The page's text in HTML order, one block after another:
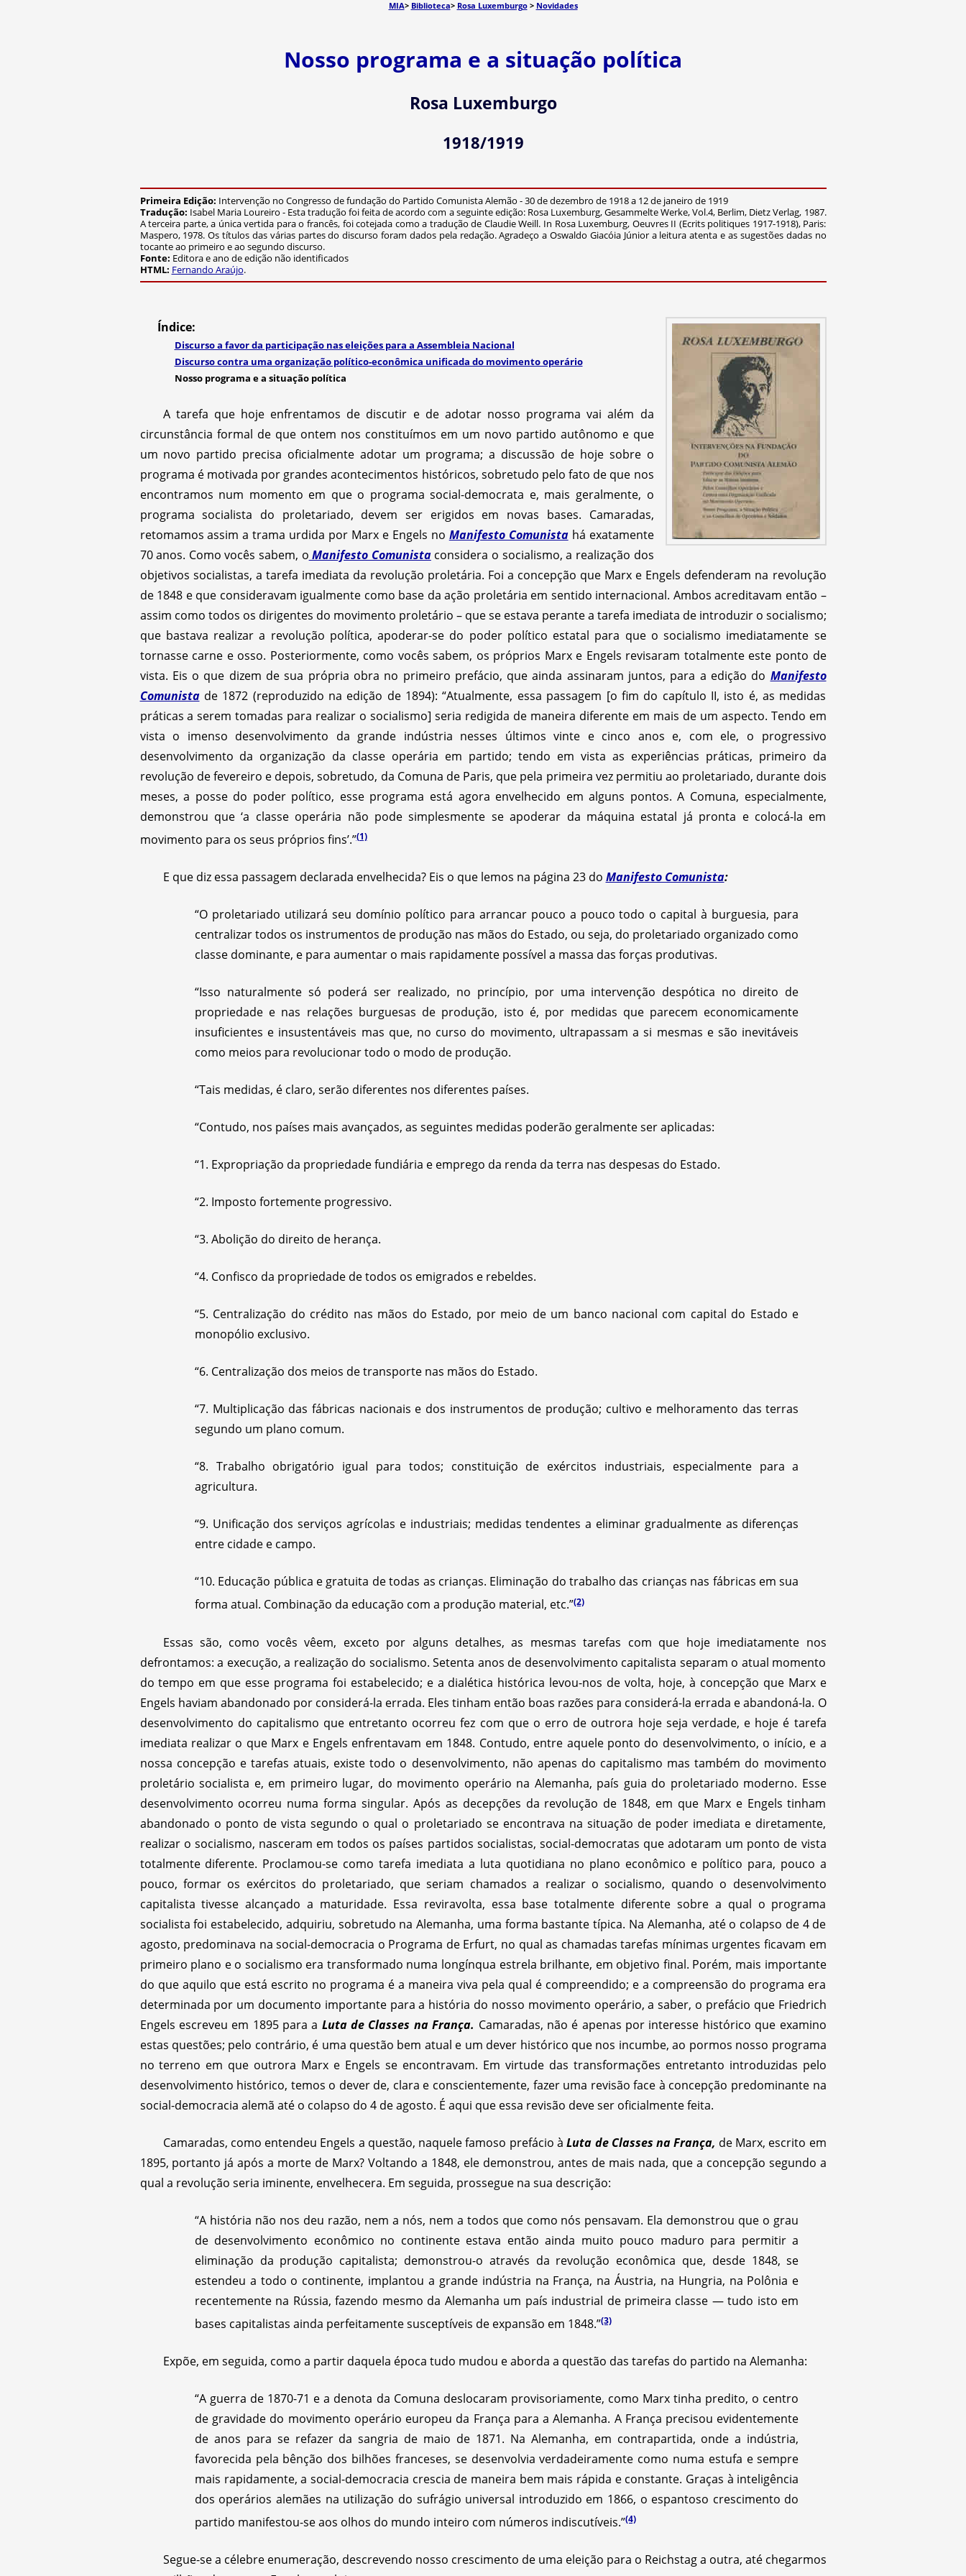
MIA> Biblioteca> Rosa Luxemburgo> Novidades
Nosso programa e a situação política
Rosa Luxemburgo
1918/1919
Primeira Edição: Intervenção no Congresso de fundação do Partido Comunista Alemão - 30 de dezembro de 1918 a 12 de janeiro de 1919
Tradução: Isabel Maria Loureiro - Esta tradução foi feita de acordo com a seguinte edição: Rosa Luxemburg, Gesammelte Werke, Vol.4, Berlim, Dietz Verlag, 1987.
A terceira parte, a única vertida para o francês, foi cotejada como a tradução de Claudie Weill. In Rosa Luxemburg, Oeuvres II (Ecrits politiques 1917-1918), Paris:
Maspero, 1978. Os títulos das várias partes do discurso foram dados pela redação. Agradeço a Oswaldo Giacóia Júnior a leitura atenta e as sugestões dadas no
tocante ao primeiro e ao segundo discurso.
Fonte: Editora e ano de edição não identificados
HTML: Fernando Araújo.
Índice:
Discurso a favor da participação nas eleições para a Assembleia Nacional
Discurso contra uma organização político-econômica unificada do movimento operário
Nosso programa e a situação política
A tarefa que hoje enfrentamos de discutir e de adotar nosso programa vai além da
circunstância formal de que ontem nos constituímos em um novo partido autônomo e que
um novo partido precisa oficialmente adotar um programa; a discussão de hoje sobre o
programa é motivada por grandes acontecimentos históricos, sobretudo pelo fato de que nos
encontramos num momento em que o programa social-democrata e, mais geralmente, o
programa socialista do proletariado, devem ser erigidos em novas bases. Camaradas,
retomamos assim a trama urdida por Marx e Engels no Manifesto Comunistahá exatamente
70 anos. Como vocês sabem, o Manifesto Comunista considera o socialismo, a realização dos
objetivos socialistas, a tarefa imediata da revolução proletária. Foi a concepção que Marx e Engels defenderam na revolução
de 1848 e que consideravam igualmente como base da ação proletária em sentido internacional. Ambos acreditavam então –
assim como todos os dirigentes do movimento proletário – que se estava perante a tarefa imediata de introduzir o socialismo;
que bastava realizar a revolução política, apoderar-se do poder político estatal para que o socialismo imediatamente se
tornasse carne e osso. Posteriormente, como vocês sabem, os próprios Marx e Engels revisaram totalmente este ponto de
vista. Eis o que dizem de sua própria obra no primeiro prefácio, que ainda assinaram juntos, para a edição do Manifesto
Comunistade 1872 (reproduzido na edição de 1894): “Atualmente, essa passagem [o fim do capítulo II, isto é, as medidas
práticas a serem tomadas para realizar o socialismo] seria redigida de maneira diferente em mais de um aspecto. Tendo em
vista o imenso desenvolvimento da grande indústria nesses últimos vinte e cinco anos e, com ele, o progressivo
desenvolvimento da organização da classe operária em partido; tendo em vista as experiências práticas, primeiro da
revolução de fevereiro e depois, sobretudo, da Comuna de Paris, que pela primeira vez permitiu ao proletariado, durante dois
meses, a posse do poder político, esse programa está agora envelhecido em alguns pontos. A Comuna, especialmente,
demonstrou que ‘a classe operária não pode simplesmente se apoderar da máquina estatal já pronta e colocá-la em
movimento para os seus próprios fins’.”(1)
E que diz essa passagem declarada envelhecida? Eis o que lemos na página 23 do Manifesto Comunista:
“O proletariado utilizará seu domínio político para arrancar pouco a pouco todo o capital à burguesia, para
centralizar todos os instrumentos de produção nas mãos do Estado, ou seja, do proletariado organizado como
classe dominante, e para aumentar o mais rapidamente possível a massa das forças produtivas.
“Isso naturalmente só poderá ser realizado, no princípio, por uma intervenção despótica no direito de
propriedade e nas relações burguesas de produção, isto é, por medidas que parecem economicamente
insuficientes e insustentáveis mas que, no curso do movimento, ultrapassam a si mesmas e são inevitáveis
como meios para revolucionar todo o modo de produção.
“Tais medidas, é claro, serão diferentes nos diferentes países.
“Contudo, nos países mais avançados, as seguintes medidas poderão geralmente ser aplicadas:
“1. Expropriação da propriedade fundiária e emprego da renda da terra nas despesas do Estado.
“2. Imposto fortemente progressivo.
“3. Abolição do direito de herança.
“4. Confisco da propriedade de todos os emigrados e rebeldes.
“5. Centralização do crédito nas mãos do Estado, por meio de um banco nacional com capital do Estado e
monopólio exclusivo.
“6. Centralização dos meios de transporte nas mãos do Estado.
“7. Multiplicação das fábricas nacionais e dos instrumentos de produção; cultivo e melhoramento das terras
segundo um plano comum.
“8. Trabalho obrigatório igual para todos; constituição de exércitos industriais, especialmente para a
agricultura.
“9. Unificação dos serviços agrícolas e industriais; medidas tendentes a eliminar gradualmente as diferenças
entre cidade e campo.
“10. Educação pública e gratuita de todas as crianças. Eliminação do trabalho das crianças nas fábricas em sua
forma atual. Combinação da educação com a produção material, etc.”(2)
Essas são, como vocês vêem, exceto por alguns detalhes, as mesmas tarefas com que hoje imediatamente nos
defrontamos: a execução, a realização do socialismo. Setenta anos de desenvolvimento capitalista separam o atual momento
do tempo em que esse programa foi estabelecido; e a dialética histórica levou-nos de volta, hoje, à concepção que Marx e
Engels haviam abandonado por considerá-la errada. Eles tinham então boas razões para considerá-la errada e abandoná-la. O
desenvolvimento do capitalismo que entretanto ocorreu fez com que o erro de outrora hoje seja verdade, e hoje é tarefa
imediata realizar o que Marx e Engels enfrentavam em 1848. Contudo, entre aquele ponto do desenvolvimento, o início, e a
nossa concepção e tarefas atuais, existe todo o desenvolvimento, não apenas do capitalismo mas também do movimento
proletário socialista e, em primeiro lugar, do movimento operário na Alemanha, país guia do proletariado moderno. Esse
desenvolvimento ocorreu numa forma singular. Após as decepções da revolução de 1848, em que Marx e Engels tinham
abandonado o ponto de vista segundo o qual o proletariado se encontrava na situação de poder imediata e diretamente,
realizar o socialismo, nasceram em todos os países partidos socialistas, social-democratas que adotaram um ponto de vista
totalmente diferente. Proclamou-se como tarefa imediata a luta quotidiana no plano econômico e político para, pouco a
pouco, formar os exércitos do proletariado, que seriam chamados a realizar o socialismo, quando o desenvolvimento
capitalista tivesse alcançado a maturidade. Essa reviravolta, essa base totalmente diferente sobre a qual o programa
socialista foi estabelecido, adquiriu, sobretudo na Alemanha, uma forma bastante típica. Na Alemanha, até o colapso de 4 de
agosto, predominava na social-democracia o Programa de Erfurt, no qual as chamadas tarefas mínimas urgentes ficavam em
primeiro plano e o socialismo era transformado numa longínqua estrela brilhante, em objetivo final. Porém, mais importante
do que aquilo que está escrito no programa é a maneira viva pela qual é compreendido; e a compreensão do programa era
determinada por um documento importante para a história do nosso movimento operário, a saber, o prefácio que Friedrich
Engels escreveu em 1895 para a Luta de Classes na França. Camaradas, não é apenas por interesse histórico que examino
estas questões; pelo contrário, é uma questão bem atual e um dever histórico que nos incumbe, ao pormos nosso programa
no terreno em que outrora Marx e Engels se encontravam. Em virtude das transformações entretanto introduzidas pelo
desenvolvimento histórico, temos o dever de, clara e conscientemente, fazer uma revisão face à concepção predominante na
social-democracia alemã até o colapso do 4 de agosto. É aqui que essa revisão deve ser oficialmente feita.
Camaradas, como entendeu Engels a questão, naquele famoso prefácio àLuta de Classes na França, de Marx, escrito em
1895, portanto já após a morte de Marx? Voltando a 1848, ele demonstrou, antes de mais nada, que a concepção segundo a
qual a revolução seria iminente, envelhecera. Em seguida, prossegue na sua descrição:
“A história não nos deu razão, nem a nós, nem a todos que como nós pensavam. Ela demonstrou que o grau
de desenvolvimento econômico no continente estava então ainda muito pouco maduro para permitir a
eliminação da produção capitalista; demonstrou-o através da revolução econômica que, desde 1848, se
estendeu a todo o continente, implantou a grande indústria na França, na Áustria, na Hungria, na Polônia e
recentemente na Rússia, fazendo mesmo da Alemanha um país industrial de primeira classe — tudo isto em
bases capitalistas ainda perfeitamente susceptíveis de expansão em 1848.”(3)
Expõe, em seguida, como a partir daquela época tudo mudou e aborda a questão das tarefas do partido na Alemanha:
“A guerra de 1870-71 e a denota da Comuna deslocaram provisoriamente, como Marx tinha predito, o centro
de gravidade do movimento operário europeu da França para a Alemanha. A França precisou evidentemente
de anos para se refazer da sangria de maio de 1871. Na Alemanha, em contrapartida, onde a indústria,
favorecida pela bênção dos bilhões franceses, se desenvolvia verdadeiramente como numa estufa e sempre
mais rapidamente, a social-democracia crescia de maneira bem mais rápida e constante. Graças à inteligência
dos operários alemães na utilização do sufrágio universal introduzido em 1866, o espantoso crescimento do
partido manifestou-se aos olhos do mundo inteiro com números indiscutíveis.”(4)
Segue-se a célebre enumeração, descrevendo nosso crescimento de uma eleição para o Reichstag a outra, até chegarmos